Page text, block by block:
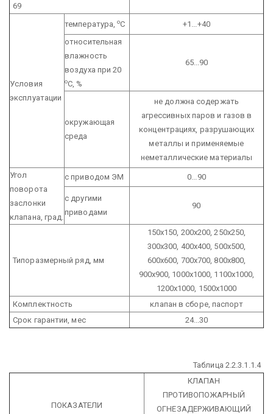
69
Условия
эксплуатации
температура,оС
+1...+40
относительная
влажность
воздуха при 20
оС, %
65...90
окружающая
среда
не должна содержать
агрессивных паров и газов в
концентрациях, разрушающих
металлы и применяемые
неметаллические материалы
Угол
поворота
заслонки
клапана, град.
с приводом ЭМ 0...90
с другими
приводами
90
Типоразмерный ряд, мм
150х150, 200х200, 250х250,
300х300, 400х400, 500х500,
600х600, 700х700, 800х800,
900х900, 1000х1000, 1100х1000,
1200х1000, 1500х1000
Комплектность
клапан в сборе, паспорт
Срок гарантии, мес
24...30
Таблица 2.2.3.1.1.4
ПОКАЗАТЕЛИ
КЛАПАН
ПРОТИВОПОЖАРНЫЙ
ОГНЕЗАДЕРЖИВАЮЩИЙ